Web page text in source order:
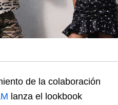
de la colaboración
lanza el lookbook